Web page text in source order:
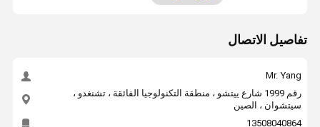
تفاصيل الاتصال
Mr. Yang
رقم 1999 شارع ييتشو ، منطقة التكنولوجيا الفائقة ، تشنغدو ،
سيتشوان ، الصين
13508040864